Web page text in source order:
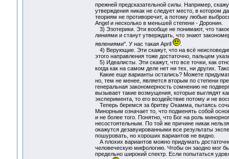
прежней предсказательной силы. Например,
утверждения никак не следует место, в котором
теориям не противоречит, а потому любые
Angel и несколько в меньшей степени - Доронин.
3) Эзотерики. Эти вообще не понимают, что
линиями и станут утверждать, что знают
явлениями". У нас такая April
.
4) Верующие. Эти скажут, что на всё
этого направления тоже достаточно, пальцем
5) Идеалисты. Эти скажут, что все точки, как
когда как на самом деле нет ни тех, ни других.
Какие еще варианты остались? Можете
но, тем не менее, является вторым по степени
генеральная закономерность сомнению не
вызывает такие возмущения, которые выглядят
эксперимента, то его воздействие потому и не
Теперь беремся за бритву Окамма, пытаясь
Минорным означает то, что подменять собой
и не более того. Понятно, что Бог на роль
несостоятельным. По той же причине никак
окажутся дезавуированными все результаты
пошуровать, но хороших вариантов не видно.
А плохих вариантов можно придумать
человеческую мифологию. Чтобы он заодно мог
предельно широкий спектр. Если попытаться